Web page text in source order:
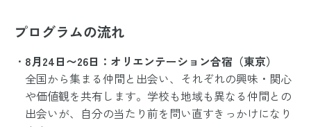
プログラムの流れ
8月24日〜26日：オリエンテーション合宿（東京）
全国から集まる仲間と出会い、それぞれの興味・関心
や価値観を共有します。学校も地域も異なる仲間との
出会いが、自分の当たり前を問い直すきっかけになり